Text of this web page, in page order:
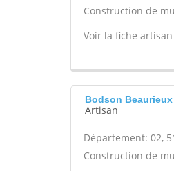
Construction de
Voir la fiche artisan
Bodson Beaurieux
Artisan
Département: 02,
Construction de